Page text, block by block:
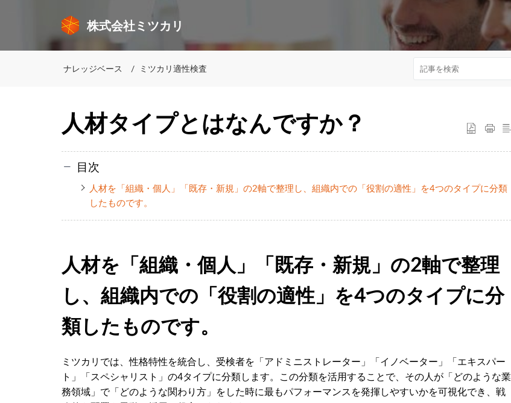
株式会社ミツカリ
ナレッジベース ミツカリ適性検査
人材タイプとはなんですか？
目次
人材を「組織・個人」「既存・新規」の2軸で整理し、組織内での「役割の適性」を4つのタイプに分類
したものです。
人材を「組織・個人」「既存・新規」の2軸で整理
し、組織内での「役割の適性」を4つのタイプに分
類したものです。
ミツカリでは、性格特性を統合し、受検者を「アドミニストレーター」「イノベーター」「エキスパー
ト」「スペシャリスト」の4タイプに分類します。この分類を活用することで、その人が「どのような業
務領域」で「どのような関わり方」をした時に最もパフォーマンスを発揮しやすいかを可視化でき、戦